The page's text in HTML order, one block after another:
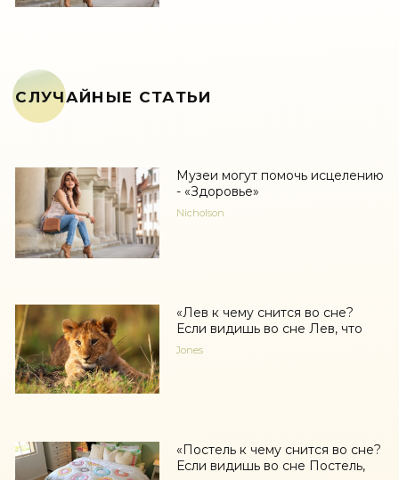
СЛУЧАЙНЫЕ СТАТЬИ
Музеи могут помочь исцелению
- «Здоровье»
Nicholson
«Лев к чему снится во сне?
Если видишь во сне Лев, что
Jones
«Постель к чему снится во сне?
Если видишь во сне Постель,